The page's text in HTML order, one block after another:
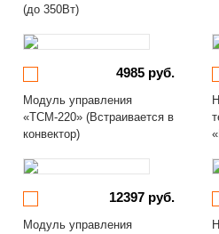
(до 350Вт)
4985 руб.
Модуль управления
«ТСМ-220» (Встраивается в
конвектор)
12397 руб.
Модуль управления